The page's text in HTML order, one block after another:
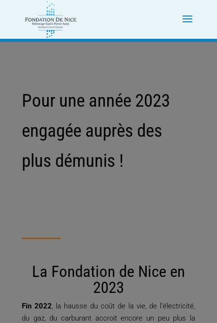
Pour une année 2023
engagée auprès des
plus démunis !
La Fondation de Nice en
2023
Fin 2022, la hausse du coût de la vie, de l’électricité,
du gaz, du carburant accroit encore un peu plus la